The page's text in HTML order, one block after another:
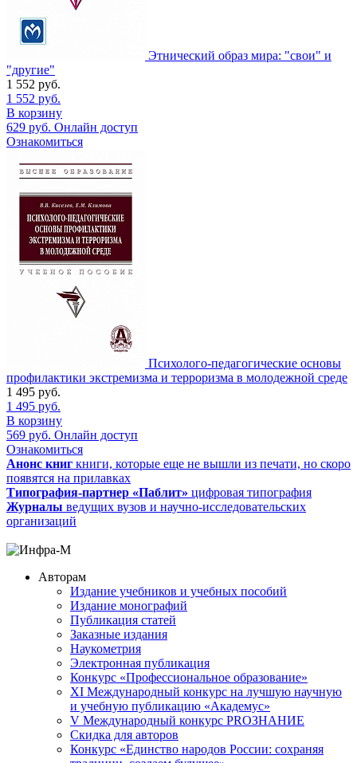
Этнический образ мира: "свои" и
"другие"
1 552 руб.
1 552 руб.
В корзину
629 руб. Онлайн доступ
Ознакомиться
Психолого-педагогические основы
профилактики экстремизма и терроризма в молодежной среде
1 495 руб.
1 495 руб.
В корзину
569 руб. Онлайн доступ
Ознакомиться
Анонс книг книги, которые еще не вышли из печати, но скоро
появятся на прилавках
Типография-партнер «Паблит» цифровая типография
Журналы ведущих вузов и научно-исследовательских
организаций
Авторам
Издание учебников и учебных пособий
Издание монографий
Публикация статей
Заказные издания
Наукометрия
Электронная публикация
Конкурс «Профессиональное образование»
XI Международный конкурс на лучшую научную
и учебную публикацию «Академус»
V Международный конкурс PROЗНАНИЕ
Скидка для авторов
Конкурс «Единство народов России: сохраняя